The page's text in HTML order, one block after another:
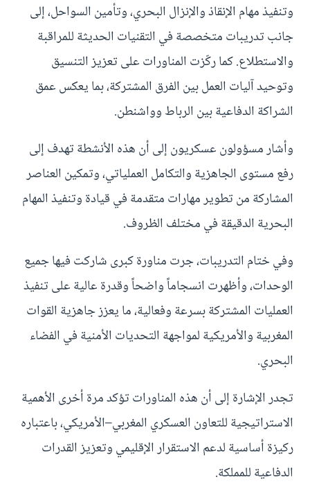
وتنفيذ مهام الإنقاذ والإنزال البحري، وتأمين السواحل، إلى
جانب تدريبات متخصصة في التقنيات الحديثة للمراقبة
والاستطلاع. كما ركّزت المناورات على تعزيز التنسيق
وتوحيد آليات العمل بين الفرق المشتركة، بما يعكس عمق
الشراكة الدفاعية بين الرباط وواشنطن.
وأشار مسؤولون عسكريون إلى أن هذه الأنشطة تهدف إلى
رفع مستوى الجاهزية والتكامل العملياتي، وتمكين العناصر
المشاركة من تطوير مهارات متقدمة في قيادة وتنفيذ المهام
البحرية الدقيقة في مختلف الظروف.
وفي ختام التدريبات، جرت مناورة كبرى شاركت فيها جميع
الوحدات، وأظهرت انسجاماً واضحاً وقدرة عالية على تنفيذ
العمليات المشتركة بسرعة وفعالية، ما يعزز جاهزية القوات
المغربية والأمريكية لمواجهة التحديات الأمنية في الفضاء
البحري.
تجدر الإشارة إلى أن هذه المناورات تؤكد مرة أخرى الأهمية
الاستراتيجية للتعاون العسكري المغربي–الأمريكي، باعتباره
ركيزة أساسية لدعم الاستقرار الإقليمي وتعزيز القدرات
الدفاعية للمملكة.